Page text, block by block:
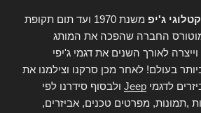
קטלוגי ג'יפ
משנת 1970 ועד תום תקופת
החברה שהפכה את המותג
לאורך השנים את דגמי ג'יפי
בעולם! לאחר מכן סרקנו וצילמנו את
לדגמי Jeep ולבסוף סידרנו לפי
,תמונות, מפרטים טכנים, אביזרים,